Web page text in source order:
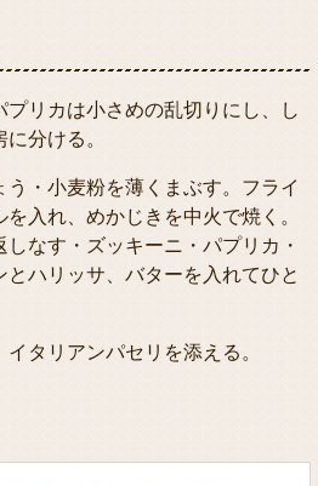
プリカは小さめの乱切りにし、し
分ける。
・小麦粉を薄くまぶす。フライ
入れ、めかじきを中火で焼く。
なす・ズッキーニ・パプリカ・
とハリッサ、バターを入れてひと
タリアンパセリを添える。